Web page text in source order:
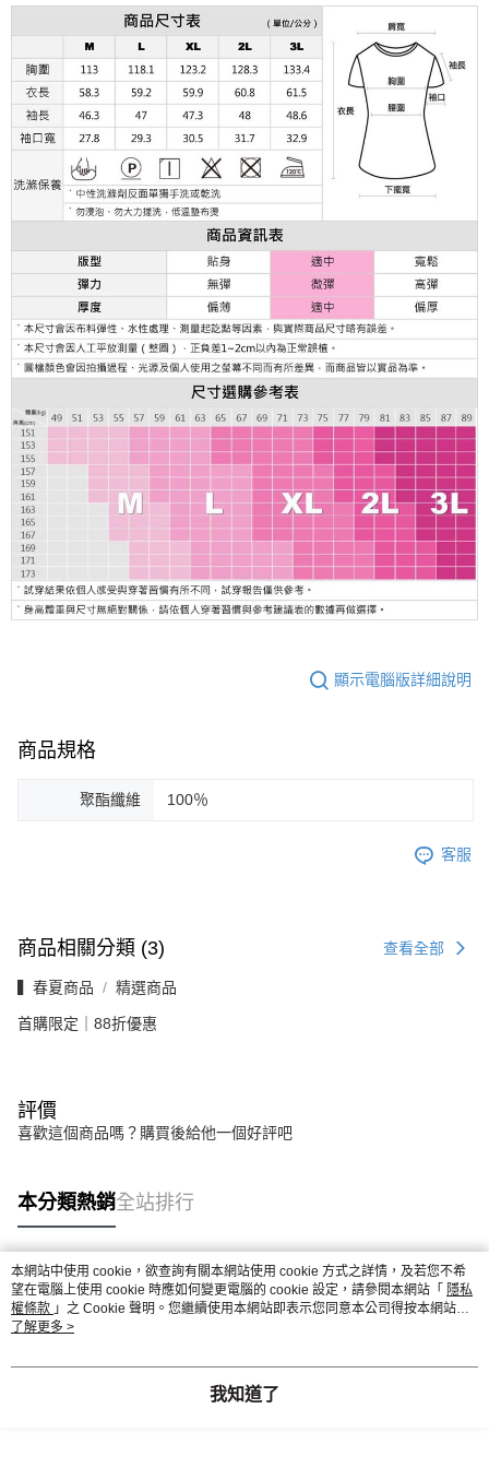
顯示電腦版詳細說明
商品規格
聚酯纖維 100％
客服
商品相關分類 (3) 查看全部
▍春夏商品 精選商品
首購限定｜88折優惠
評價
喜歡這個商品嗎？購買後給他一個好評吧
本分類熱銷全站排行
熱門標籤
本網站中使用 cookie，欲查詢有關本網站使用 cookie 方式之詳情，及若您不希
望在電腦上使用 cookie 時應如何變更電腦的 cookie 設定，請參閱本網站「 隱私
權條款 」之 Cookie 聲明。您繼續使用本網站即表示您同意本公司得按本網站使
用條款之 Cookie 聲明使用 cookie。
了解更多 >
我知道了